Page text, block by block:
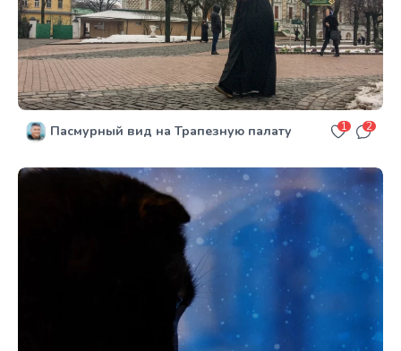
Пасмурный вид на Трапезную палату 1 2